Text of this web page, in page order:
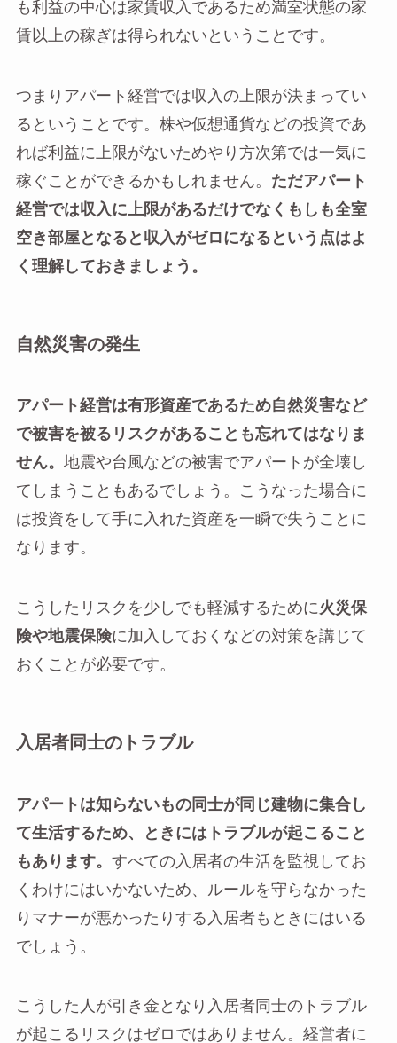
も利益の中心は家賃収入であるため満室状態の家
賃以上の稼ぎは得られないということです。
つまりアパート経営では収入の上限が決まってい
るということです。株や仮想通貨などの投資であ
れば利益に上限がないためやり方次第では一気に
稼ぐことができるかもしれません。 ただアパート
経営では収入に上限があるだけでなくもしも全室
空き部屋となると収入がゼロになるという点はよ
く理解しておきましょう。
自然災害の発生
アパート経営は有形資産であるため自然災害など
で被害を被るリスクがあることも忘れてはなりま
せん。 地震や台風などの被害でアパートが全壊し
てしまうこともあるでしょう。こうなった場合に
は投資をして手に入れた資産を一瞬で失うことに
なります。
こうしたリスクを少しでも軽減するために 火災保
険や地震保険に加入しておくなどの対策を講じて
おくことが必要です。
入居者同士のトラブル
アパートは知らないもの同士が同じ建物に集合し
て生活するため、ときにはトラブルが起こること
もあります。 すべての入居者の生活を監視してお
くわけにはいかないため、ルールを守らなかった
りマナーが悪かったりする入居者もときにはいる
でしょう。
こうした人が引き金となり入居者同士のトラブル
が起こるリスクはゼロではありません。経営者に